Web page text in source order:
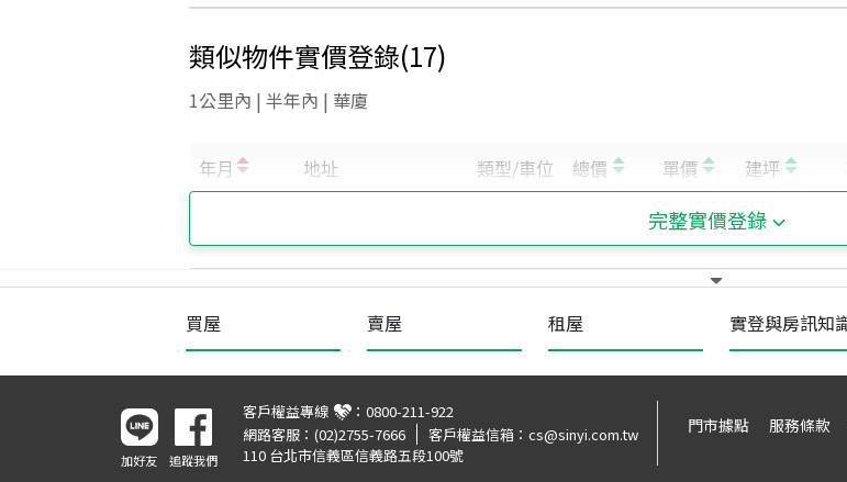
類似物件實價登錄(17)
1公里內 | 半年內 | 華廈
完整實價登錄
買屋 賣屋 租屋 實登與房訊知
加好友 追蹤我們
客戶權益專線 ： 0800-211-922
網路客服： (02)2755-7666 客戶權益信箱： cs@sinyi.com.tw
110 台北市信義區信義路五段100號
門市據點 服務條款